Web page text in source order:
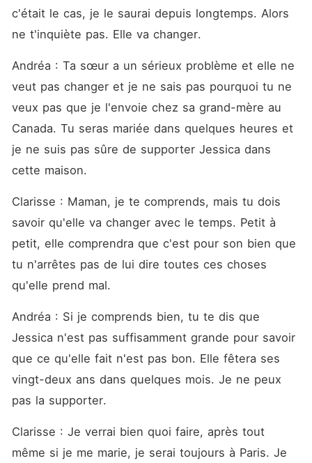
c'était le cas, je le saurai depuis longtemps. Alors
ne t'inquiète pas. Elle va changer.
Andréa : Ta sœur a un sérieux problème et elle ne
veut pas changer et je ne sais pas pourquoi tu ne
veux pas que je l'envoie chez sa grand-mère au
Canada. Tu seras mariée dans quelques heures et
je ne suis pas sûre de supporter Jessica dans
cette maison.
Clarisse : Maman, je te comprends, mais tu dois
savoir qu'elle va changer avec le temps. Petit à
petit, elle comprendra que c'est pour son bien que
tu n'arrêtes pas de lui dire toutes ces choses
qu'elle prend mal.
Andréa : Si je comprends bien, tu te dis que
Jessica n'est pas suffisamment grande pour savoir
que ce qu'elle fait n'est pas bon. Elle fêtera ses
vingt-deux ans dans quelques mois. Je ne peux
pas la supporter.
Clarisse : Je verrai bien quoi faire, après tout
même si je me marie, je serai toujours à Paris. Je